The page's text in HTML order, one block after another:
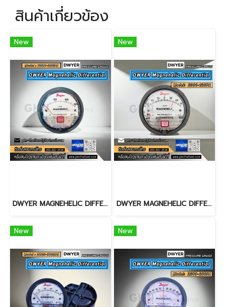
สินค้าเกี่ยวข้อง
New
DWYER MAGNEHELIC DIFFERENTIAL PRESSURE GAUGE 2000-300PA
New
DWYER MAGNEHELIC DIFFERENTIAL PRESSURE GAUGE 2300-120PA
New New